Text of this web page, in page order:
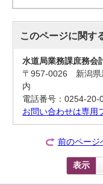
このページに関す
水道局業務課庶務会
〒957-0026 新潟県
内
電話番号：0254-
お問い合わせは専用
前のページ
表示